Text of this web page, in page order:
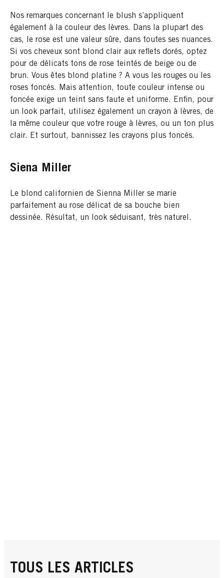
Nos remarques concernant le blush s’appliquent
également à la couleur des lèvres. Dans la plupart des
cas, le rose est une valeur sûre, dans toutes ses nuances.
Si vos cheveux sont blond clair aux reflets dorés, optez
pour de délicats tons de rose teintés de beige ou de
brun. Vous êtes blond platine ? A vous les rouges ou les
roses foncés. Mais attention, toute couleur intense ou
foncée exige un teint sans faute et uniforme. Enfin, pour
un look parfait, utilisez également un crayon à lèvres, de
la même couleur que votre rouge à lèvres, ou un ton plus
clair. Et surtout, bannissez les crayons plus foncés.
Siena Miller
Le blond californien de Sienna Miller se marie
parfaitement au rose délicat de sa bouche bien
dessinée. Résultat, un look séduisant, très naturel.
TOUS LES ARTICLES